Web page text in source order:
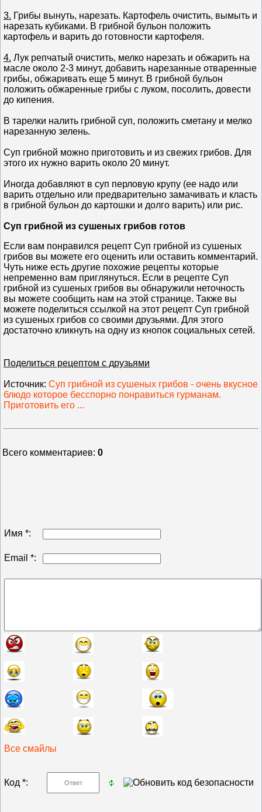
3. Грибы вынуть, нарезать. Картофель очистить, вымыть и
нарезать кубиками. В грибной бульон положить
картофель и варить до готовности картофеля.
4. Лук репчатый очистить, мелко нарезать и обжарить на
масле около 2-3 минут, добавить нарезанные отваренные
грибы, обжаривать еще 5 минут. В грибной бульон
положить обжаренные грибы с луком, посолить, довести
до кипения.
В тарелки налить грибной суп, положить сметану и мелко
нарезанную зелень.
Суп грибной можно приготовить и из свежих грибов. Для
этого их нужно варить около 20 минут.
Иногда добавляют в суп перловую крупу (ее надо или
варить отдельно или предварительно замачивать и класть
в грибной бульон до картошки и долго варить) или рис.
Суп грибной из сушеных грибов готов
Если вам понравился рецепт Суп грибной из сушеных
грибов вы можете его оценить или оставить комментарий.
Чуть ниже есть другие похожие рецепты которые
непременно вам приглянуться. Если в рецепте Суп
грибной из сушеных грибов вы обнаружили неточность
вы можете сообщить нам на этой странице. Также вы
можете поделиться ссылкой на этот рецепт Суп грибной
из сушеных грибов со своими друзьями. Для этого
достаточно кликнуть на одну из кнопок социальных сетей.
Поделиться рецептом с друзьями
Источник: Суп грибной из сушеных грибов - очень вкусное
блюдо которое бесспорно понравиться гурманам.
Приготовить его ...
Всего комментариев: 0
Имя *:
Email *:
Все смайлы
Код *: